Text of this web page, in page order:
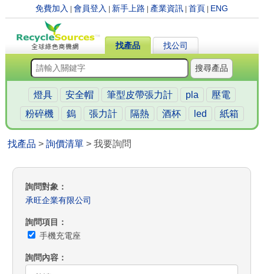
免費加入 |會員登入 新手上路 產業資訊 |首頁 ENG
找產品 找公司
搜尋產品
燈具 安全帽 筆型皮帶張力計 pla
壓電
粉碎機
鎢 張力計 隔熱 酒杯 led 紙箱
找產品 >詢價清單 > 我要詢問
詢問對象
承旺企業有限公司
詢問項目
手機充電座
詢問內容